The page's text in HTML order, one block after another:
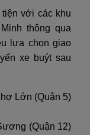
với các khu
thông qua
lựa chọn giao
xe buýt sau
Lớn (Quận 5)
(Quận 12)